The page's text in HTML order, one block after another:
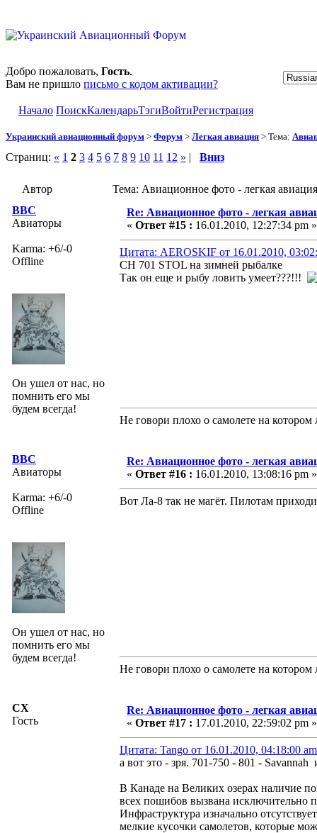
Добро пожаловать, Гость.
Вам не пришло письмо с кодом активации?
Начало ПоискКалендарьТэгиВойтиРегистрация
Украинский авиационный форум > Форум > Легкая авиация > Тема:
Страниц: « 1 2 3 4 5 6 7 8 9 10 11 12 » | Вниз
Автор
Тема: Авиационное фото - легкая
ВВС
Авиаторы
Karma: +6/-0
Offline
Он ушел от нас, но
помнить его мы
будем всегда!
Re: Авиационное фото - легкая
« Ответ #15 : 16.01.2010, 12:27:34 pm »
Цитата: AEROSKIF от 16.01.2010,
CH 701 STOL на зимней рыбалке
Так он еще и рыбу ловить умеет???!!!
Не говори плохо о самолете на котором
ВВС
Авиаторы
Karma: +6/-0
Offline
Он ушел от нас, но
помнить его мы
будем всегда!
Re: Авиационное фото - легкая
« Ответ #16 : 16.01.2010, 13:08:16 pm »
Вот Ла-8 так не магёт. Пилотам
Не говори плохо о самолете на котором
CX
Гость
Re: Авиационное фото - легкая
« Ответ #17 : 17.01.2010, 22:59:02 pm »
Цитата: Tango от 16.01.2010, 04:18:00 am
а вот это - зря. 701-750 - 801 -
В Канаде на Великих озерах наличие
всех пошибов вызвана исключительно
Инфраструктура изначально
мелкие кусочки самолетов, которые